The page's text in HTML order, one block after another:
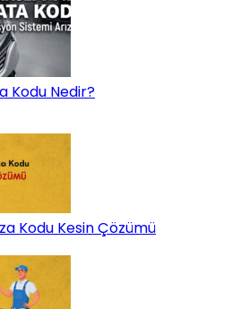
Kodu Nedir?
Kodu Kesin Çözümü